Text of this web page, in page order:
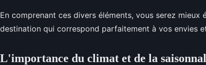
En comprenant ces divers éléments, vous serez mieux
destination qui correspond parfaitement à vos envies
L'importance du climat et de la